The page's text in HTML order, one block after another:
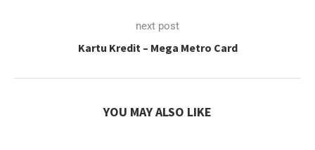
next post
Kartu Kredit – Mega Metro Card
YOU MAY ALSO LIKE